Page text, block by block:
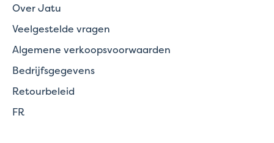
Over Jatu
Veelgestelde vragen
Algemene verkoopsvoorwaarden
Bedrijfsgegevens
Retourbeleid
FR